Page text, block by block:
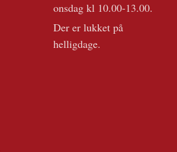
onsdag kl 10.00-13.00.
Der er lukket på
helligdage.